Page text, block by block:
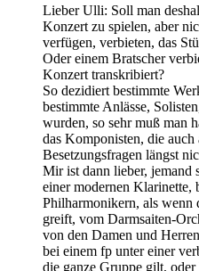
Lieber Ulli: Soll man
Konzert zu spielen, aber
verfügen, verbieten, das
Oder einem Bratscher
Konzert transkribiert?
So dezidiert bestimmte
bestimmte Anlässe,
wurden, so sehr muß man
das Komponisten, die
Besetzungsfragen längst
Mir ist dann lieber, jemand
einer modernen
Philharmonikern, als wenn
greift, vom Darmsaiten-
von den Damen und
bei einem fp unter einer
die ganze Gruppe gilt,